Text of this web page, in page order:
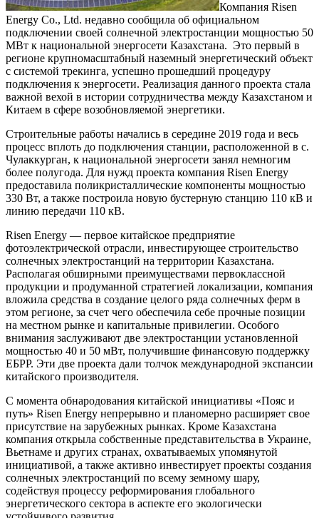
Компания Risen
Energy Co., Ltd. недавно сообщила об официальном
подключении своей солнечной электростанции мощностью 50
МВт к национальной энергосети Казахстана. Это первый в
регионе крупномасштабный наземный энергетический объект
с системой трекинга, успешно прошедший процедуру
подключения к энергосети. Реализация данного проекта стала
важной вехой в истории сотрудничества между Казахстаном и
Китаем в сфере возобновляемой энергетики.
Строительные работы начались в середине 2019 года и весь
процесс вплоть до подключения станции, расположенной в с.
Чулаккурган, к национальной энергосети занял немногим
более полугода. Для нужд проекта компания Risen Energy
предоставила поликристаллические компоненты мощностью
330 Вт, а также построила новую бустерную станцию 110 кВ и
линию передачи 110 кВ.
Risen Energy — первое китайское предприятие
фотоэлектрической отрасли, инвестирующее строительство
солнечных электростанций на территории Казахстана.
Располагая обширными преимуществами первоклассной
продукции и продуманной стратегией локализации, компания
вложила средства в создание целого ряда солнечных ферм в
этом регионе, за счет чего обеспечила себе прочные позиции
на местном рынке и капитальные привилегии. Особого
внимания заслуживают две электростанции установленной
мощностью 40 и 50 мВт, получившие финансовую поддержку
ЕБРР. Эти две проекта дали толчок международной экспансии
китайского производителя.
С момента обнародования китайской инициативы «Пояс и
путь» Risen Energy непрерывно и планомерно расширяет свое
присутствие на зарубежных рынках. Кроме Казахстана
компания открыла собственные представительства в Украине,
Вьетнаме и других странах, охватываемых упомянутой
инициативой, а также активно инвестирует проекты создания
солнечных электростанций по всему земному шару,
содействуя процессу реформирования глобального
энергетического сектора в аспекте его экологически